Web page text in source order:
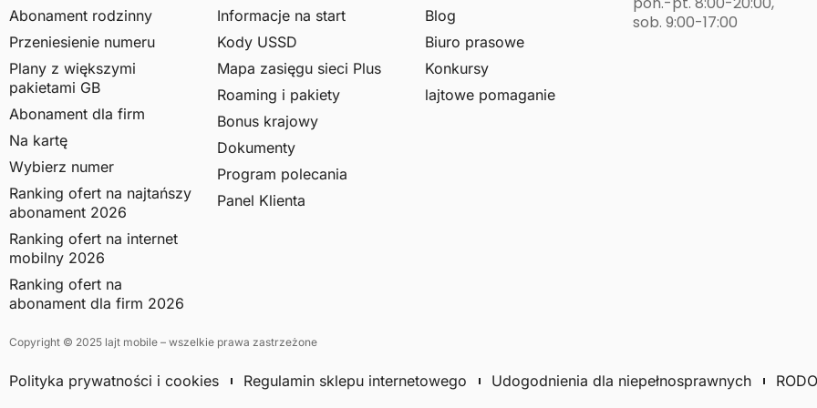
Abonament rodzinny
Przeniesienie numeru
Plany z większymi
pakietami GB
Abonament dla firm
Na kartę
Wybierz numer
Ranking ofert na najtańszy
abonament 2026
Ranking ofert na internet
mobilny 2026
Ranking ofert na
abonament dla firm 2026
Informacje na start
Kody USSD
Mapa zasięgu sieci Plus
Roaming i pakiety
Bonus krajowy
Dokumenty
Program polecania
Panel Klienta
Blog
Biuro prasowe
Konkursy
lajtowe pomaganie
sob. 9:00-17:00
Copyright © 2025 lajt mobile – wszelkie prawa zastrzeżone
Polityka prywatności i cookies Regulamin sklepu internetowego Udogodnienia dla niepełnosprawnych RODO